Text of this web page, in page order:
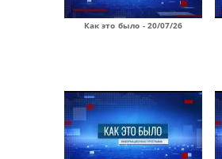
Как это было - 20/07/26